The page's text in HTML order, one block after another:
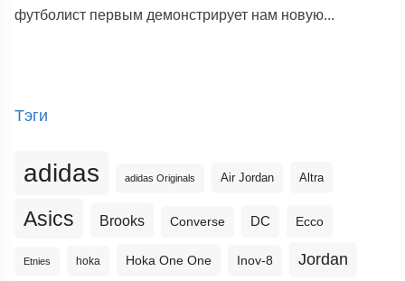
футболист первым демонстрирует нам новую...
Тэги
adidas adidas Originals Air Jordan Altra
Asics Brooks Converse DC Ecco
Etnies hoka Hoka One One Inov-8 Jordan